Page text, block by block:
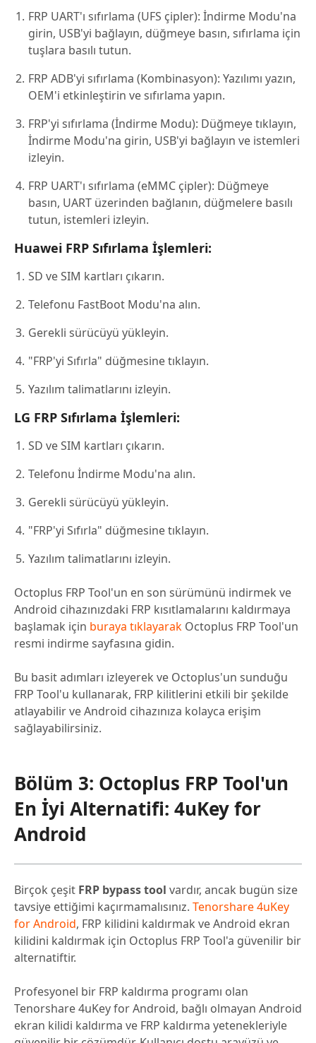
FRP UART'ı sıfırlama (UFS çipler): İndirme Modu'na
girin, USB'yi bağlayın, düğmeye basın, sıfırlama için
tuşlara basılı tutun.
FRP ADB'yi sıfırlama (Kombinasyon): Yazılımı yazın,
OEM'i etkinleştirin ve sıfırlama yapın.
FRP'yi sıfırlama (İndirme Modu): Düğmeye tıklayın,
İndirme Modu'na girin, USB'yi bağlayın ve istemleri
izleyin.
FRP UART'ı sıfırlama (eMMC çipler): Düğmeye
basın, UART üzerinden bağlanın, düğmelere basılı
tutun, istemleri izleyin.
Huawei FRP Sıfırlama İşlemleri:
SD ve SIM kartları çıkarın.
Telefonu FastBoot Modu'na alın.
Gerekli sürücüyü yükleyin.
"FRP'yi Sıfırla" düğmesine tıklayın.
Yazılım talimatlarını izleyin.
LG FRP Sıfırlama İşlemleri:
SD ve SIM kartları çıkarın.
Telefonu İndirme Modu'na alın.
Gerekli sürücüyü yükleyin.
"FRP'yi Sıfırla" düğmesine tıklayın.
Yazılım talimatlarını izleyin.
Octoplus FRP Tool'un en son sürümünü indirmek ve
Android cihazınızdaki FRP kısıtlamalarını kaldırmaya
başlamak için buraya tıklayarak Octoplus FRP Tool'un
resmi indirme sayfasına gidin.
Bu basit adımları izleyerek ve Octoplus'un sunduğu
FRP Tool'u kullanarak, FRP kilitlerini etkili bir şekilde
atlayabilir ve Android cihazınıza kolayca erişim
sağlayabilirsiniz.
Bölüm 3: Octoplus FRP Tool'un
En İyi Alternatifi: 4uKey for
Android
Birçok çeşit FRP bypass tool vardır, ancak bugün size
tavsiye ettiğimi kaçırmamalısınız. Tenorshare 4uKey
for Android, FRP kilidini kaldırmak ve Android ekran
kilidini kaldırmak için Octoplus FRP Tool'a güvenilir bir
alternatiftir.
Profesyonel bir FRP kaldırma programı olan
Tenorshare 4uKey for Android, bağlı olmayan Android
ekran kilidi kaldırma ve FRP kaldırma yetenekleriyle